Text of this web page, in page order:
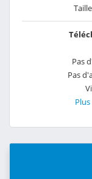
Pas
Pas